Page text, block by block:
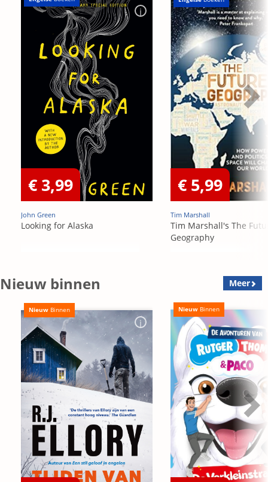
€ 3,99
John Green
Looking for Alaska
€ 5,99
Tim Marshall
Tim Marshall's The
Geography
Nieuw binnen Meer
Nieuw Binnen Nieuw Binnen